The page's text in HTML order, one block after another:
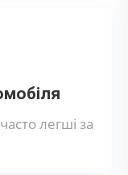
легші за